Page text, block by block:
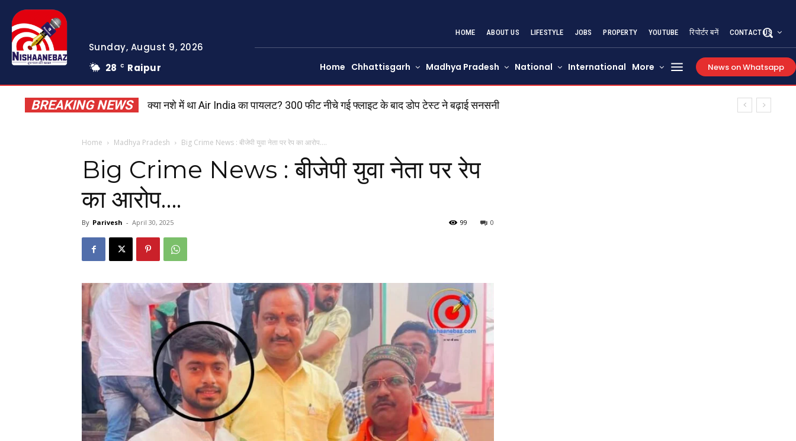
Sunday, August 9, 2026
28
C Raipur
HOME ABOUT US LIFESTYLE JOBS PROPERTY YOUTUBE रिपोर्टर बनें CONTACT US
Home Chhattisgarh Madhya Pradesh National International More News on Whatsapp
BREAKING NEWS क्या नशे में था Air India का पायलट? 300 फीट नीचे गई फ्लाइट के बाद डोप टेस्ट ने बढ़ाई सनसनी
Dhar Road Accident: कंटेनर की जोरदार टक्कर से ईको वैन के उड़े परखच्चे, 6 लोगों की मौत; एक गंभीर घायल
Home Madhya Pradesh Big Crime News : बीजेपी युवा नेता पर रेप का आरोप….
Big Crime News : बीजेपी युवा नेता पर रेप
का आरोप….
By Parivesh - April 30, 2025 0
99